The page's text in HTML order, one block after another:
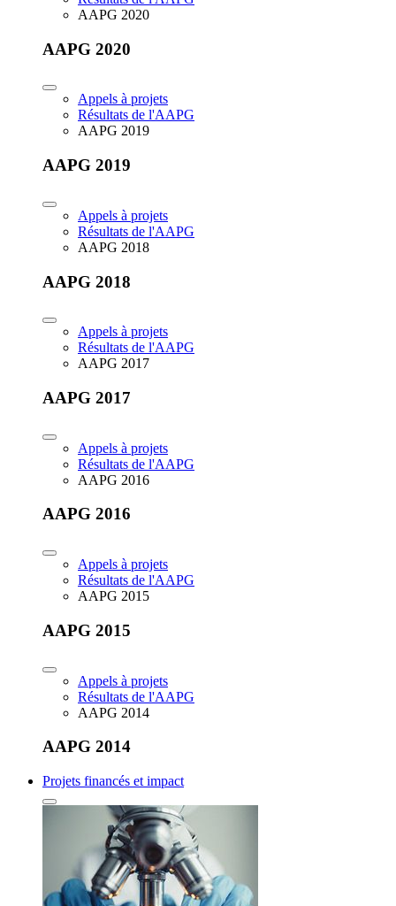
AAPG 2020
AAPG 2020
Appels à projets
Résultats de l'AAPG
AAPG 2019
AAPG 2019
Appels à projets
Résultats de l'AAPG
AAPG 2018
AAPG 2018
Appels à projets
Résultats de l'AAPG
AAPG 2017
AAPG 2017
Appels à projets
Résultats de l'AAPG
AAPG 2016
AAPG 2016
Appels à projets
Résultats de l'AAPG
AAPG 2015
AAPG 2015
Appels à projets
Résultats de l'AAPG
AAPG 2014
AAPG 2014
Projets financés et impact